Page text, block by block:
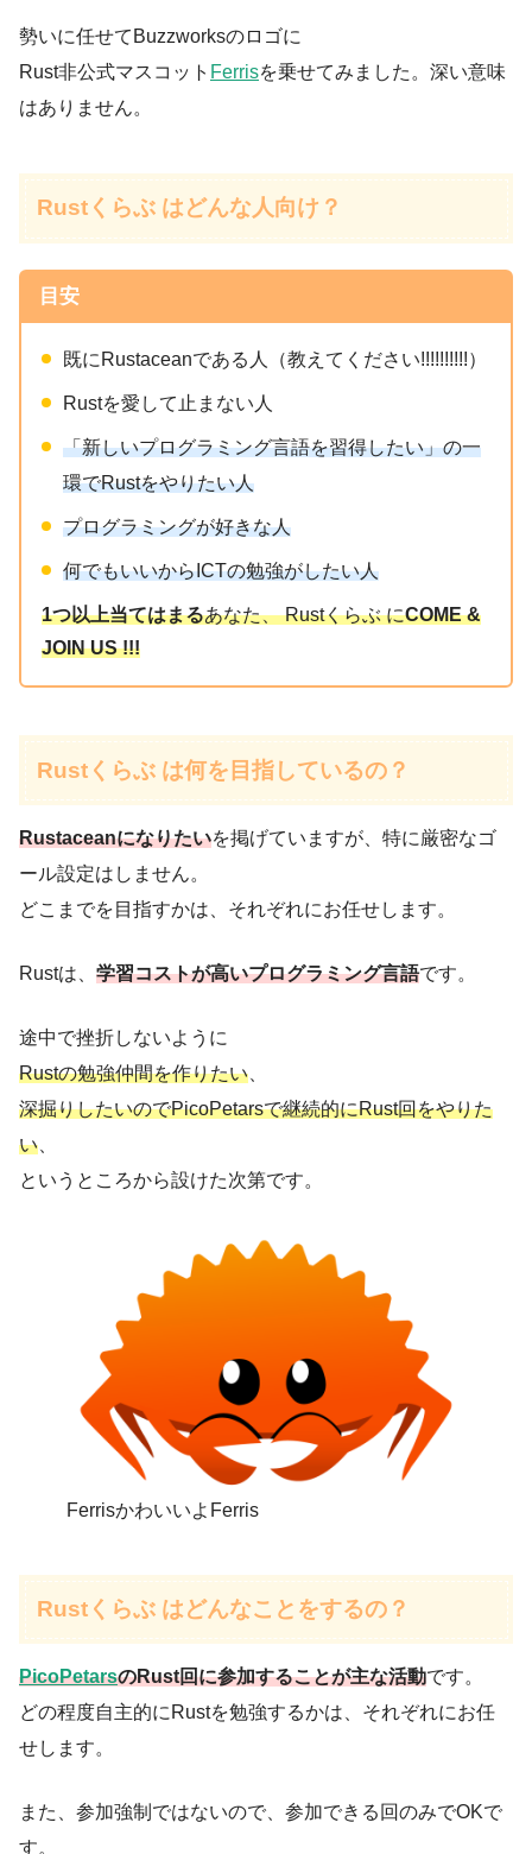
勢いに任せてBuzzworksのロゴに
Rust非公式マスコット Ferrisを乗せてみました。深い意味
はありません。
Rustくらぶ はどんな人向け？
目安
既にRustaceanである人（教えてください!!!!!!!!!!）
Rustを愛して止まない人
「新しいプログラミング言語を習得したい」の一
環でRustをやりたい人
プログラミングが好きな人
何でもいいからICTの勉強がしたい人
1つ以上当てはまるあなた、 Rustくらぶ にCOME &
JOIN US !!!
Rustくらぶ は何を目指しているの？
Rustaceanになりたいを掲げていますが、特に厳密なゴ
ール設定はしません。
どこまでを目指すかは、それぞれにお任せします。
Rustは、 学習コストが高いプログラミング言語です。
途中で挫折しないように
Rustの勉強仲間を作りたい
深掘りしたいのでPicoPetarsで継続的にRust回をやりた
い
というところから設けた次第です。
FerrisかわいいよFerris
Rustくらぶ はどんなことをするの？
PicoPetarsのRust回に参加することが主な活動です。
どの程度自主的にRustを勉強するかは、それぞれにお任
せします。
また、参加強制ではないので、参加できる回のみでOKで
す。